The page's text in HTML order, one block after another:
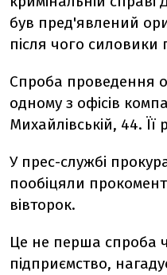
був пред'явлений
після чого
Спроба проведення
одному з офісів
Михайлівській, 44. Її
У прес-службі
пообіцяли
вівторок.
Це не перша спроба
підприємство,